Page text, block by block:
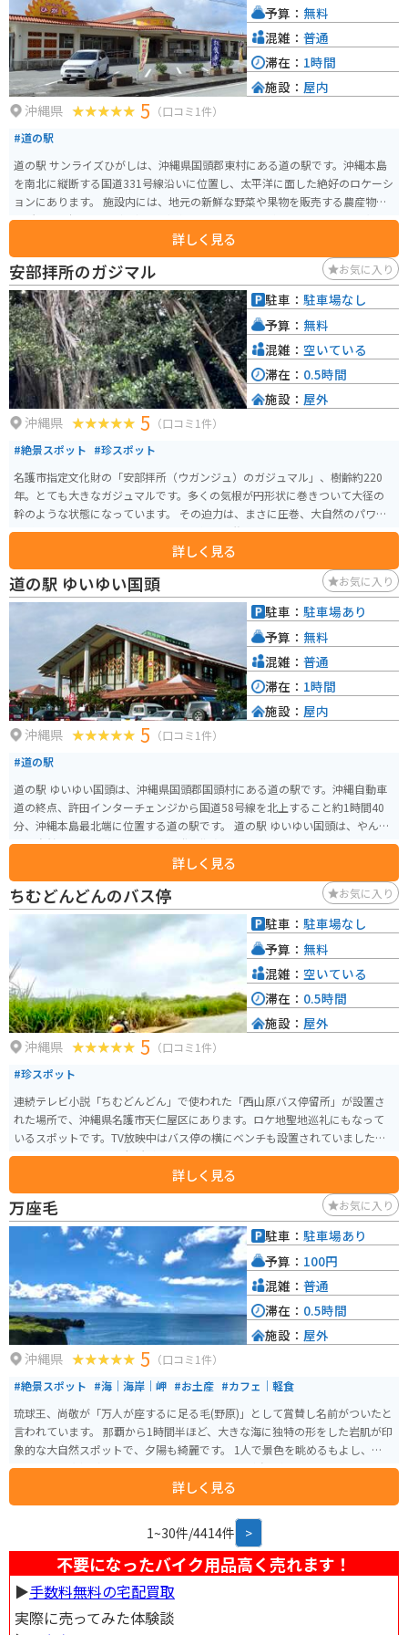
沖縄県 5 （口コミ1件）
#道の駅
道の駅 サンライズひがしは、沖縄県国頭郡東村にある道の駅です。沖縄本島
を南北に縦断する国道331号線沿いに位置し、太平洋に面した絶好のロケーシ
ョンにあります。 施設内には、地元の新鮮な野菜や果物を販売する農産物直
売所や、沖縄そばなどの軽食を提供するレストランがあります。また、太平
洋を一望できる展望台からは、水平線から昇る朝日を眺めることができま
す。 バイクで訪れる場合、道の駅には広々とした駐車場が完備されているの
で安心です。周辺には、慶佐次湾のヒルギ林など、自然豊かな観光スポットも
点在しています。 東村は、パイナップルの生産が盛んな地域として知られて
います。道の駅 サンライズひがしでも、新鮮なパイナップルや、パイナップ
ルを使った加工品を購入することができます。また、東村で収穫される海ぶ
どうもおすすめです。
詳しく見る
予算： 無料
混雑： 普通
滞在： 1時間
施設： 屋内
安部拝所のガジマル お気に入り
沖縄県 5 （口コミ1件）
#絶景スポット #珍スポット
名護市指定文化財の「安部拝所（ウガンジュ）のガジュマル」、樹齢約220
年。とても大きなガジュマルです。多くの気根が円形状に巻きついて大径の
幹のような状態になっています。 その迫力は、まさに圧巻、大自然のパワー
を感じる素敵なスポットです。今でも毎年旧盆には、ガジュマルの樹の下で
御願行事が行われており古くから区民に慕われているガジュマルです。駐車
場がなく民家が隣接しているので、訪れる際は周りへの配慮にも気をつけた
い。
詳しく見る
駐車： 駐車場なし
予算： 無料
混雑： 空いている
滞在： 0.5時間
施設： 屋外
道の駅 ゆいゆい国頭 お気に入り
沖縄県 5 （口コミ1件）
#道の駅
道の駅 ゆいゆい国頭は、沖縄県国頭郡国頭村にある道の駅です。沖縄自動車
道の終点、許田インターチェンジから国道58号線を北上すること約1時間40
分、沖縄本島最北端に位置する道の駅です。 道の駅 ゆいゆい国頭は、やんば
るの自然と文化に触れられる情報発信拠点として、地元の特産品販売やレス
トラン、観光案内所などを併設しています。 特産品販売では、地元でとれた
新鮮な野菜や果物、海産物の加工品などが販売されています。レストランで
は、沖縄そばやチャンプルーなどの沖縄料理はもちろん、地元の食材を使っ
た創作料理も楽しめます。 また、道の駅 ゆいゆい国頭は、バイクツーリング
の休憩場所としても人気があります。駐車場も広く、トイレも完備されてい
るので、安心して休憩することができます。 周辺には、沖縄海岸国定公園の
美しい海や山々が広がっており、観光スポットもたくさんあります。沖縄美
ら海水族館や古宇利島など、人気観光スポットへのアクセスも良好です。
詳しく見る
駐車： 駐車場あり
予算： 無料
混雑： 普通
滞在： 1時間
施設： 屋内
ちむどんどんのバス停 お気に入り
沖縄県 5 （口コミ1件）
#珍スポット
連続テレビ小説「ちむどんどん」で使われた「西山原バス停留所」が設置さ
れた場所で、沖縄県名護市天仁屋区にあります。ロケ地聖地巡礼にもなって
いるスポットです。TV放映中はバス停の横にベンチも設置されていました。
番組終了した現在は停留所がなくなってしまったようです。
詳しく見る
駐車： 駐車場なし
予算： 無料
混雑： 空いている
滞在： 0.5時間
施設： 屋外
万座毛 お気に入り
沖縄県 5 （口コミ1件）
#絶景スポット #海｜海岸｜岬 #お土産 #カフェ｜軽食
琉球王、尚敬が「万人が座するに足る毛(野原)」として賞賛し名前がついたと
言われています。 那覇から1時間半ほど、大きな海に独特の形をした岩肌が印
象的な大自然スポットで、夕陽も綺麗です。 1人で景色を眺めるもよし、仲間
と行って記念撮影するのもいいと思います。 風が強い冬はオススメできない
かも…。施設が新しくなり食事処や土産物もあります。万座毛限定の切手自販
機があります。遊歩道観覧料は100円です。
詳しく見る
駐車： 駐車場あり
予算： 100円
混雑： 普通
滞在： 0.5時間
施設： 屋外
1~30件/4414件 >
不要になったバイク用品高く売れます！
▶︎手数料無料の宅配買取
実際に売ってみた体験談